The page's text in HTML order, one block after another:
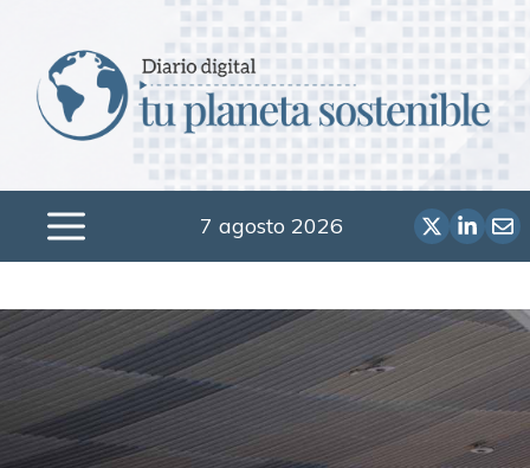
contenido
Menú
7 agosto 2026